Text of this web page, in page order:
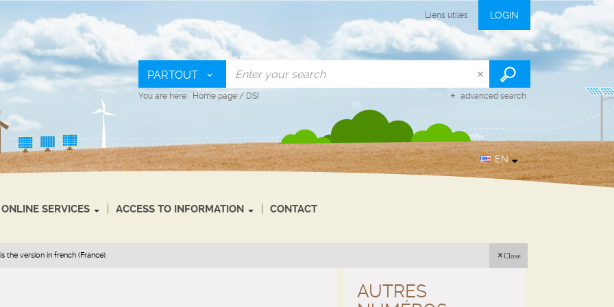
Liens utiles LOGIN
PARTOUT
advanced search
You are here: Home page / DSI
EN
ONLINE SERVICES ACCESS TO INFORMATION CONTACT
the version in french (France). Close
AUTRES